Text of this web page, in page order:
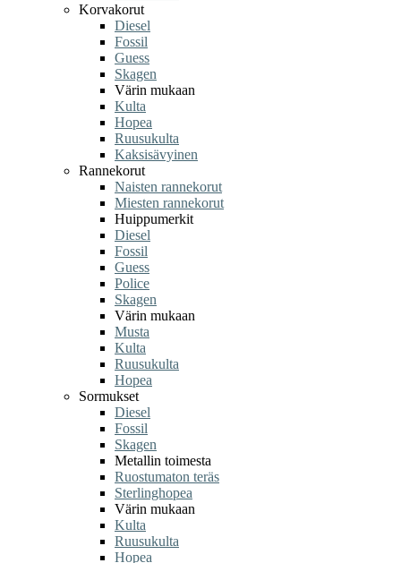
Korvakorut
Diesel
Fossil
Guess
Skagen
Värin mukaan
Kulta
Hopea
Ruusukulta
Kaksisävyinen
Rannekorut
Naisten rannekorut
Miesten rannekorut
Huippumerkit
Diesel
Fossil
Guess
Police
Skagen
Värin mukaan
Musta
Kulta
Ruusukulta
Hopea
Sormukset
Diesel
Fossil
Skagen
Metallin toimesta
Ruostumaton teräs
Sterlinghopea
Värin mukaan
Kulta
Ruusukulta
Hopea